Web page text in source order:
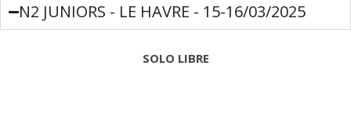
N2 JUNIORS - LE HAVRE - 15-16/03/2025
SOLO LIBRE